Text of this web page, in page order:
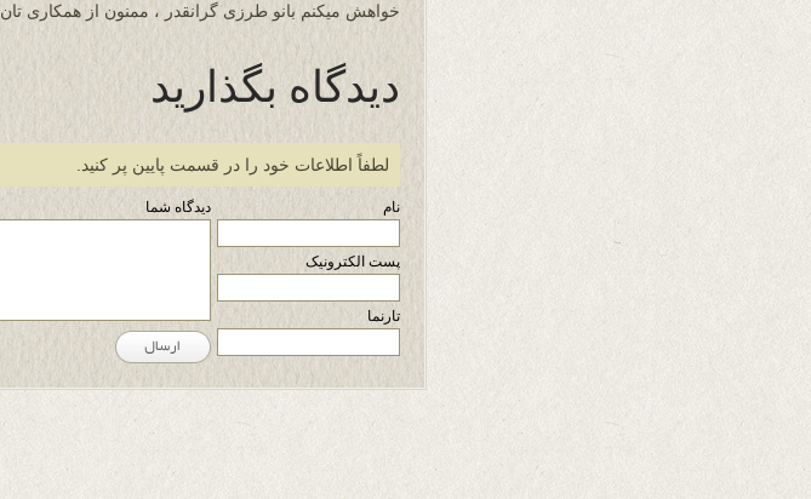
خواهش میکنم بانو طرزی گرانقدر ، ممنون از همکاری تان.
دیدگاه بگذارید
لطفاً اطلاعات خود را در قسمت پایین پر کنید.
نام
پست الکترونیک
تارنما
دیدگاه شما